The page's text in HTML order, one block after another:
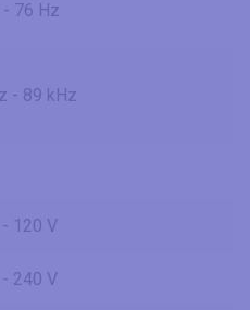
76 Hz
- 89 kHz
- 120 V
240 V